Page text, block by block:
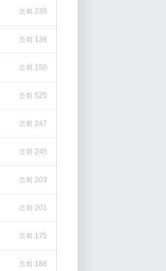
조회 239
조회 138
조회 150
조회 525
조회 247
조회 245
조회 203
조회 201
조회 175
조회 188